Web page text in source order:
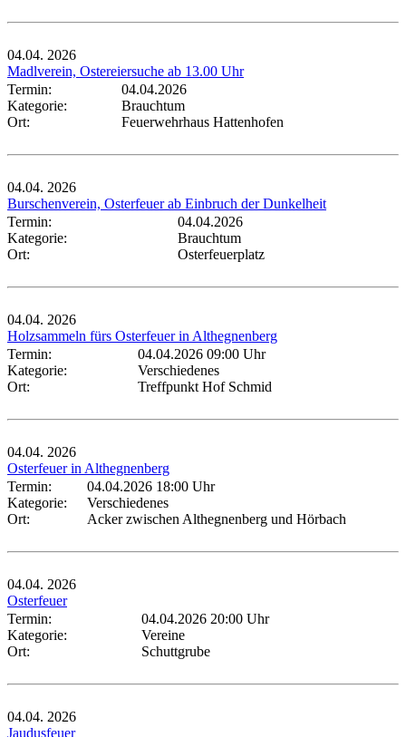
04.04. 2026
Madlverein, Ostereiersuche ab 13.00 Uhr
Termin:
04.04.2026
Kategorie:
Brauchtum
Ort:
Feuerwehrhaus Hattenhofen
04.04. 2026
Burschenverein, Osterfeuer ab Einbruch der Dunkelheit
Termin:
04.04.2026
Kategorie:
Brauchtum
Ort:
Osterfeuerplatz
04.04. 2026
Holzsammeln fürs Osterfeuer in Althegnenberg
Termin:
04.04.2026 09:00 Uhr
Kategorie:
Verschiedenes
Ort:
Treffpunkt Hof Schmid
04.04. 2026
Osterfeuer in Althegnenberg
Termin:
04.04.2026 18:00 Uhr
Kategorie:
Verschiedenes
Ort:
Acker zwischen Althegnenberg und Hörbach
04.04. 2026
Osterfeuer
Termin:
04.04.2026 20:00 Uhr
Kategorie:
Vereine
Ort:
Schuttgrube
04.04. 2026
Jaudusfeuer